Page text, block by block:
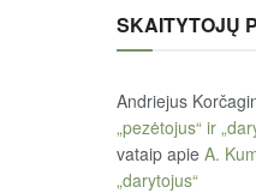
SKAITYTOJŲ
Andriejus
„pezėtojus“ ir
vataip apie A.
„darytojus“